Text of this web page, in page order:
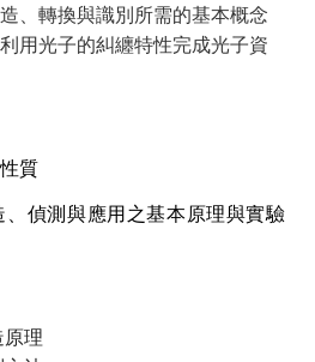
、轉換與識別所需的基本概念
用光子的糾纏特性完成光子資
質
、偵測與應用之基本原理與實驗
理